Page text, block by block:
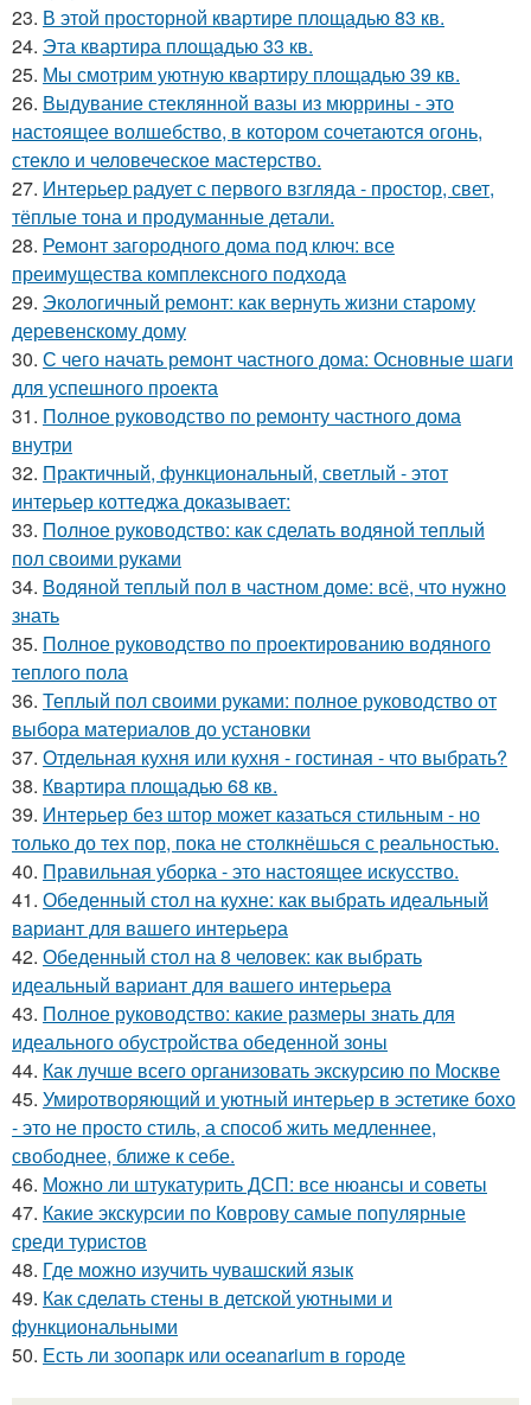
23. В этой просторной квартире площадью 83 кв.
24. Эта квартира площадью 33 кв.
25. Мы смотрим уютную квартиру площадью 39 кв.
26. Выдувание стеклянной вазы из мюррины - это
настоящее волшебство, в котором сочетаются огонь,
стекло и человеческое мастерство.
27. Интерьер радует с первого взгляда - простор, свет,
тёплые тона и продуманные детали.
28. Ремонт загородного дома под ключ: все
преимущества комплексного подхода
29. Экологичный ремонт: как вернуть жизни старому
деревенскому дому
30. С чего начать ремонт частного дома: Основные шаги
для успешного проекта
31. Полное руководство по ремонту частного дома
внутри
32. Практичный, функциональный, светлый - этот
интерьер коттеджа доказывает:
33. Полное руководство: как сделать водяной теплый
пол своими руками
34. Водяной теплый пол в частном доме: всё, что нужно
знать
35. Полное руководство по проектированию водяного
теплого пола
36. Теплый пол своими руками: полное руководство от
выбора материалов до установки
37. Отдельная кухня или кухня - гостиная - что выбрать?
38. Квартира площадью 68 кв.
39. Интерьер без штор может казаться стильным - но
только до тех пор, пока не столкнёшься с реальностью.
40. Правильная уборка - это настоящее искусство.
41. Обеденный стол на кухне: как выбрать идеальный
вариант для вашего интерьера
42. Обеденный стол на 8 человек: как выбрать
идеальный вариант для вашего интерьера
43. Полное руководство: какие размеры знать для
идеального обустройства обеденной зоны
44. Как лучше всего организовать экскурсию по Москве
45. Умиротворяющий и уютный интерьер в эстетике бохо
- это не просто стиль, а способ жить медленнее,
свободнее, ближе к себе.
46. Можно ли штукатурить ДСП: все нюансы и советы
47. Какие экскурсии по Коврову самые популярные
среди туристов
48. Где можно изучить чувашский язык
49. Как сделать стены в детской уютными и
функциональными
50. Есть ли зоопарк или oceanarium в городе